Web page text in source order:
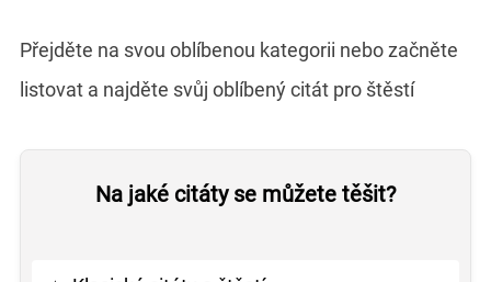
Přejděte na svou oblíbenou kategorii nebo začněte
listovat a najděte svůj oblíbený citát pro štěstí
Na jaké citáty se můžete těšit?